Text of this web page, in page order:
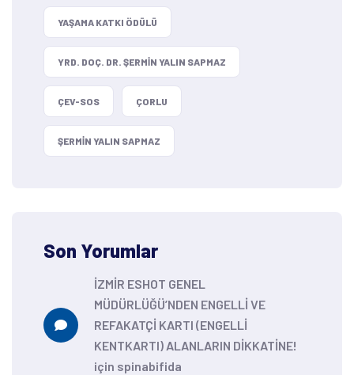
YAŞAMA KATKI ÖDÜLÜ
YRD. DOÇ. DR. ŞERMIN YALIN SAPMAZ
ÇEV-SOS ÇORLU
ŞERMIN YALIN SAPMAZ
Son Yorumlar
İZMİR ESHOT GENEL
MÜDÜRLÜĞÜ’NDEN ENGELLİ VE
REFAKATÇİ KARTI (ENGELLİ
KENTKARTI) ALANLARIN DİKKATİNE!
için spinabifida